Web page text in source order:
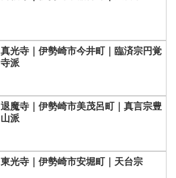
真光寺｜伊勢崎市今井町｜臨済宗円覚
寺派
退魔寺｜伊勢崎市美茂呂町｜真言宗豊
山派
東光寺｜伊勢崎市安堀町｜天台宗